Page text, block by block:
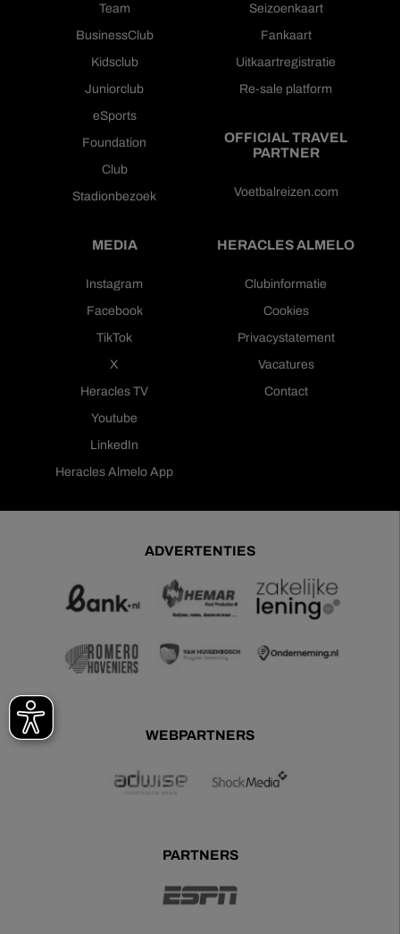
Team
BusinessClub
Kidsclub
Juniorclub
eSports
Foundation
Club
Stadionbezoek
Seizoenkaart
Fankaart
Uitkaartregistratie
Re-sale platform
OFFICIAL TRAVEL
PARTNER
Voetbalreizen.com
MEDIA
Instagram
Facebook
TikTok
X
Heracles TV
Youtube
LinkedIn
Heracles Almelo App
HERACLES ALMELO
Clubinformatie
Cookies
Privacystatement
Vacatures
Contact
ADVERTENTIES
WEBPARTNERS
PARTNERS